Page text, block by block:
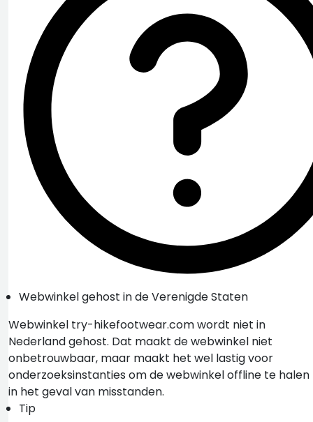
Webwinkel gehost in de Verenigde Staten
Webwinkel try-hikefootwear.com wordt niet in
Nederland gehost. Dat maakt de webwinkel niet
onbetrouwbaar, maar maakt het wel lastig voor
onderzoeksinstanties om de webwinkel offline te halen
in het geval van misstanden.
Tip